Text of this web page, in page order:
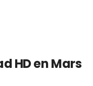
HD en Mars